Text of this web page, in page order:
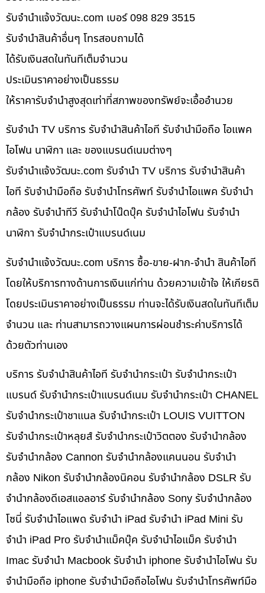
รับจํานําแจ้งวัฒนะ.com เบอร์ 098 829 3515
รับจำนำสินค้าอื่นๆ โทรสอบถามได้
ได้รับเงินสดในทันทีเต็มจำนวน
ประเมินราคาอย่างเป็นธรรม
ให้ราคารับจำนำสูงสุดเท่าที่สภาพของทรัพย์จะเอื้ออำนวย
รับจำนำ TV บริการ รับจำนำสินค้าไอที รับจำนำมือถือ ไอแพค
ไอโฟน นาฬิกา และ ของแบรนด์เนมต่างๆ
รับจํานําแจ้งวัฒนะ.com รับจำนำ TV บริการ รับจำนำสินค้า
ไอที รับจำนำมือถือ รับจำนำโทรศัพท์ รับจำนำไอแพค รับจำนำ
กล้อง รับจำนำทีวี รับจำนำโน๊ดบุ๊ค รับจำนำไอโฟน รับจำนำ
นาฬิกา รับจำนำกระเป๋าแบรนด์เนม
รับจํานําแจ้งวัฒนะ.com บริการ ซื้อ-ขาย-ฝาก-จำนำ สินค้าไอที
โดยให้บริการทางด้านการเงินแก่ท่าน ด้วยความเข้าใจ ให้เกียรติ
โดยประเมินราคาอย่างเป็นธรรม ท่านจะได้รับเงินสดในทันทีเต็ม
จำนวน และ ท่านสามารถวางแผนการผ่อนชำระค่าบริการได้
ด้วยตัวท่านเอง
บริการ รับจำนำสินค้าไอที รับจำนำกระเป๋า รับจำนำกระเป๋า
แบรนด์ รับจำนำกระเป๋าแบรนด์เนม รับจำนำกระเป๋า CHANEL
รับจำนำกระเป๋าชาแนล รับจำนำกระเป๋า LOUIS VUITTON
รับจำนำกระเป๋าหลุยส์ รับจำนำกระเป๋าวิตตอง รับจำนำกล้อง
รับจำนำกล้อง Cannon รับจำนำกล้องแคนนอน รับจำนำ
กล้อง Nikon รับจำนำกล้องนิคอน รับจำนำกล้อง DSLR รับ
จำนำกล้องดีเอสแอลอาร์ รับจำนำกล้อง Sony รับจำนำกล้อง
โซนี่ รับจำนำไอแพด รับจำนำ iPad รับจำนำ iPad Mini รับ
จำนำ iPad Pro รับจำนำแม็คบุ๊ค รับจำนำไอแม็ค รับจำนำ
Imac รับจำนำ Macbook รับจำนำ iphone รับจำนำไอโฟน รับ
จำนำมือถือ iphone รับจำนำมือถือไอโฟน รับจำนำโทรศัพท์มือ